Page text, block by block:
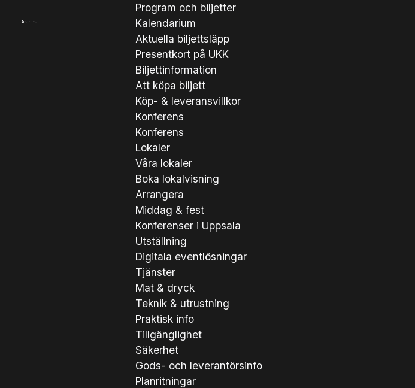
Program och biljetter
Kalendarium
Aktuella biljettsläpp
Presentkort på UKK
Biljettinformation
Att köpa biljett
Köp- & leveransvillkor
Konferens
Konferens
Lokaler
Våra lokaler
Boka lokalvisning
Arrangera
Middag & fest
Konferenser i Uppsala
Utställning
Digitala eventlösningar
Tjänster
Mat & dryck
Teknik & utrustning
Praktisk info
Tillgänglighet
Säkerhet
Gods- och leverantörsinfo
Planritningar